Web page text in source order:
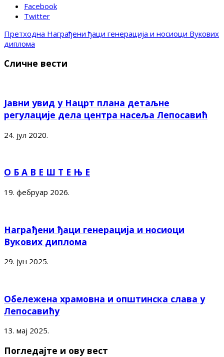
Facebook
Twitter
Претходна Награђени ђаци генерација и носиоци Вукових
диплома
Сличне вести
Јавни увид у Нацрт плана детаљне
регулације дела центра насеља Лепосавић
24. јул 2020.
О Б А В Е Ш Т Е Њ Е
19. фебруар 2026.
Награђени ђаци генерација и носиоци
Вукових диплома
29. јун 2025.
Обележена храмовна и општинска слава у
Лепосавићу
13. мај 2025.
Погледајте и ову вест